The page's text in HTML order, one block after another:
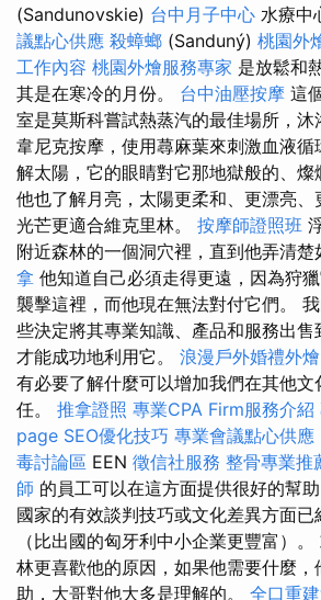
(Sandunovskie) 台中月子中心 水療中
議點心供應 殺蟑螂 (Sanduný) 桃園外
工作內容 桃園外燴服務專家 是放鬆和
其是在寒冷的月份。 台中油壓按摩 這
室是莫斯科嘗試熱蒸汽的最佳場所，沐
韋尼克按摩，使用蕁麻葉來刺激血液循
解太陽，它的眼睛對它那地獄般的、燦
他也了解月亮，太陽更柔和、更漂亮、
光芒更適合維克里林。 按摩師證照班
附近森林的一個洞穴裡，直到他弄清楚
拿 他知道自己必須走得更遠，因為狩
襲擊這裡，而他現在無法對付它們。
些決定將其專業知識、產品和服務出售
才能成功地利用它。 浪漫戶外婚禮外燴
有必要了解什麼可以增加我們在其他
任。 推拿證照 專業CPA Firm服務介紹
page SEO優化技巧 專業會議點心供應
毒討論區 EEN 徵信社服務 整骨專業推
師 的員工可以在這方面提供很好的幫
國家的有效談判技巧或文化差異方面
（比出國的匈牙利中小企業更豐富）
林更喜歡他的原因，如果他需要什麼
助，大哥對他大多是理解的。 全口重